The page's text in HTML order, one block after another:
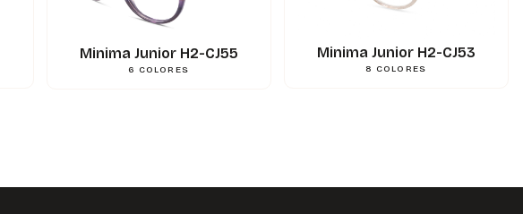
Minima Junior H2-CJ55
6 COLORES
Minima Junior H2-CJ53
8 COLORES